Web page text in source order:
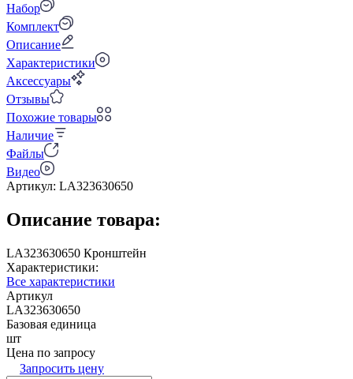
Набор
Комплект
Описание
Характеристики
Аксессуары
Отзывы
Похожие товары
Наличие
Файлы
Видео
Артикул: LA323630650
Описание товара:
LA323630650 Кронштейн
Характеристики:
Все характеристики
Артикул
LA323630650
Базовая единица
шт
Цена по запросу
Запросить цену